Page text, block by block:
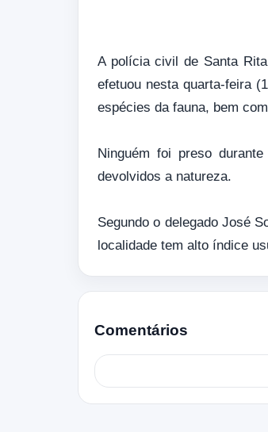
A polícia civil de Santa
efetuou nesta quarta-feira
espécies da fauna, bem
Ninguém foi preso
devolvidos a natureza.
Segundo o delegado José
localidade tem alto índice
Comentários